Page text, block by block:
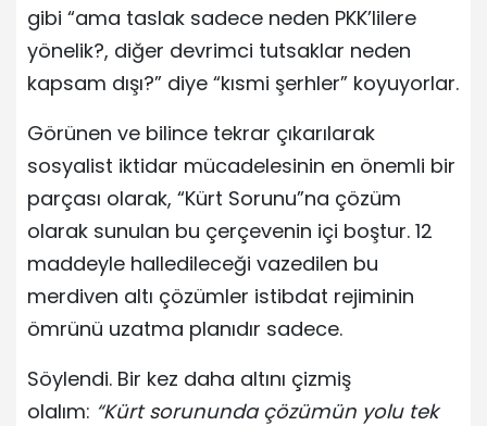
gibi “ama taslak sadece neden PKK’lilere
yönelik?, diğer devrimci tutsaklar neden
kapsam dışı?” diye “kısmi şerhler” koyuyorlar.
Görünen ve bilince tekrar çıkarılarak
sosyalist iktidar mücadelesinin en önemli bir
parçası olarak, “Kürt Sorunu”na çözüm
olarak sunulan bu çerçevenin içi boştur. 12
maddeyle halledileceği vazedilen bu
merdiven altı çözümler istibdat rejiminin
ömrünü uzatma planıdır sadece.
Söylendi. Bir kez daha altını çizmiş
olalım: “Kürt sorununda çözümün yolu tek